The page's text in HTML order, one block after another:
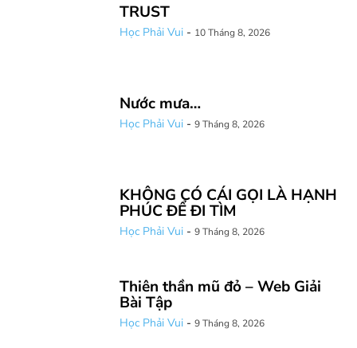
TRUST
Học Phải Vui - 10 Tháng 8, 2026
Nước mưa…
Học Phải Vui - 9 Tháng 8, 2026
KHÔNG CÓ CÁI GỌI LÀ HẠNH
PHÚC ĐỂ ĐI TÌM
Học Phải Vui - 9 Tháng 8, 2026
Thiên thần mũ đỏ – Web Giải
Bài Tập
Học Phải Vui - 9 Tháng 8, 2026